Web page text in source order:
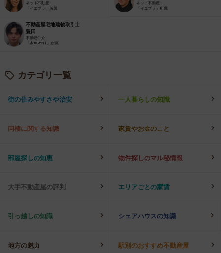
ネット不動産
「イエプラ」所属
ネット不動産
「イエプラ」所属
不動産屋宅地建物取引士
豊田
不動産仲介
「家AGENT」所属
カテゴリ一覧
街の住みやすさや治安 一人暮らしの知識
同棲に関する知識 家賃やお金のこと
部屋探しの知恵 物件探しのマル秘情報
大手不動産屋の評判 エリアごとの家賃
引っ越しの知識 シェアハウスの知識
地方の魅力 駅別のおすすめ不動産屋